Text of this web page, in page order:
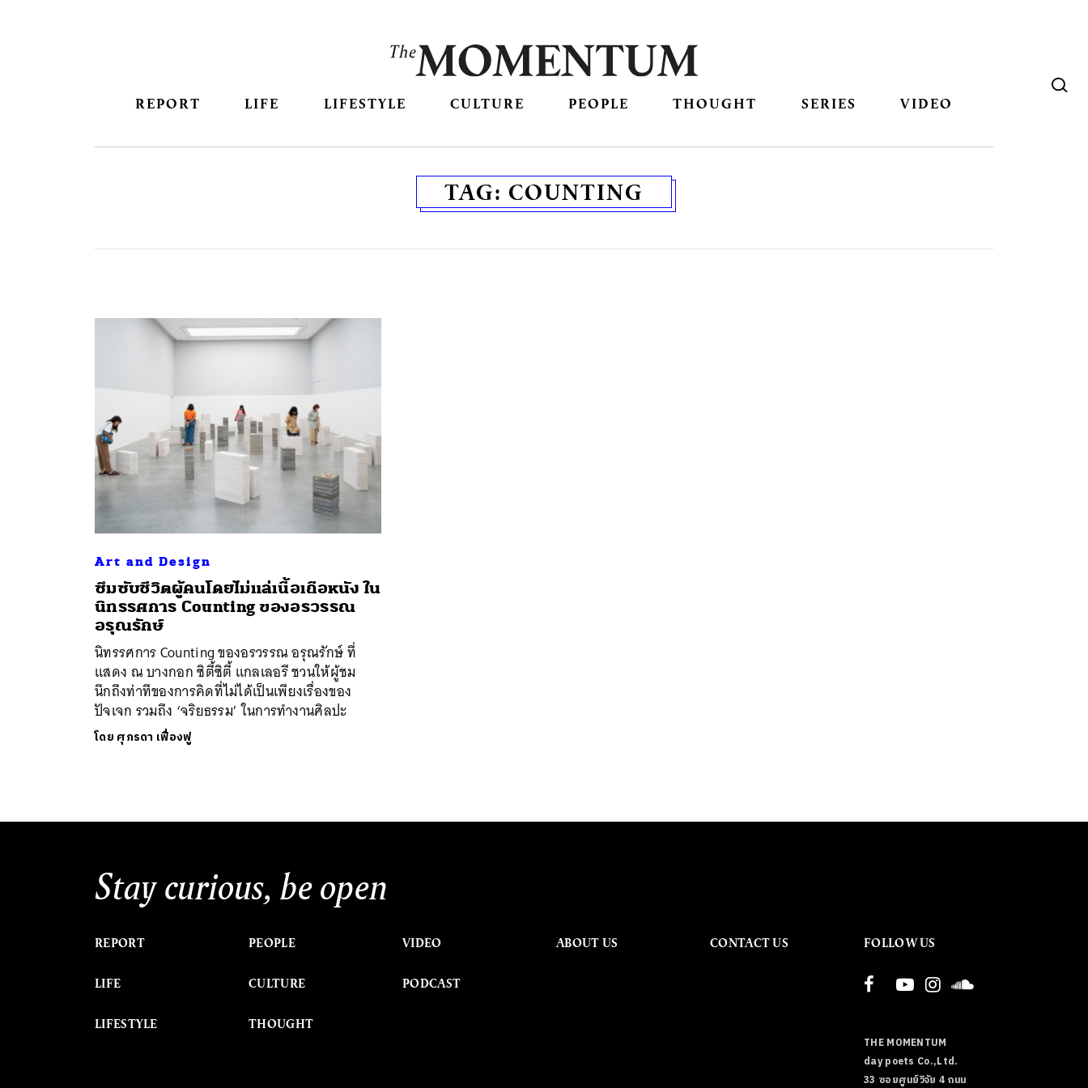
REPORT LIFE LIFESTYLE CULTURE PEOPLE THOUGHT SERIES VIDEO
TAG: COUNTING
Art and Design
ซึมซับชีวิตผู้คนโดยไม่แล่เนื้อเถือหนัง ใน
นิทรรศการ Counting ของอรวรรณ
อรุณรักษ์
นิทรรศการ Counting ของอรวรรณ อรุณรักษ์ ที่
แสดง ณ บางกอก ซิตี้ซิตี้ แกลเลอรี ชวนให้ผู้ชม
นึกถึงท่าทีของการคิดที่ไม่ได้เป็นเพียงเรื่องของ
ปัจเจก รวมถึง ‘จริยธรรม’ ในการทำงานศิลปะ
โดย ศุภรดา เฟื่องฟู
Stay curious, be open
REPORT
LIFE
LIFESTYLE
PEOPLE
CULTURE
THOUGHT
VIDEO
PODCAST
ABOUT US CONTACT US FOLLOW US
THE MOMENTUM
day poets Co.,Ltd.
33 ซอยศูนย์วิจัย 4 ถนน
ค้นหา